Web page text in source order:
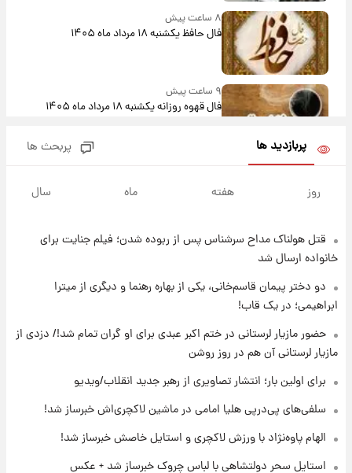
۸ ساعت پیش
فال حافظ یکشنبه ۱۸ مرداد ماه ۱۴۰۵
۹ ساعت پیش
فال قهوه روزانه یکشنبه ۱۸ مرداد ماه ۱۴۰۵
۱۷ ساعت پیش
لیونل مسی عزادار شد! + جزئیات
۲۱ ساعت پیش
لحظه برخورد رعد و برق به ساختمان مرکز تجارت
جهانی در آمریکا + فیلم
۲۱ ساعت پیش
پربازدید ها پربحث ها
روز هفته ماه سال
قتل هولناک مداح سرشناس پس از ربوده شدن؛ فیلم جنایت برای
خانواده ارسال شد
دو دختر پیمان قاسم‌خانی، یکی از بهاره رهنما و دیگری از میترا
ابراهیمی؛ در یک قاب!
حضور مازیار لرستانی در ختم اکبر عبدی برای او گران تمام شد!/ دزدی از
مازیار لرستانی آن هم در روز روشن
برای اولین بار؛ انتشار تصاویری از رهبر جدید انقلاب/ویدیو
سلفی‌های پی‌درپی هلیا امامی در ماشین لاکچری‌اش خبرساز شد!
الهام پاوه‌نژاد با ورزش لاکچری و استایل خاصش خبرساز شد!
استایل سحر دولتشاهی با لباس چروک خبرساز شد + عکس